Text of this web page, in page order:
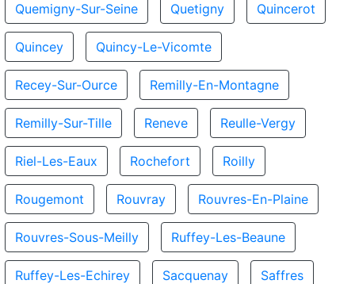
Quemigny-Sur-Seine Quetigny Quincerot
Quincey Quincy-Le-Vicomte
Recey-Sur-Ource Remilly-En-Montagne
Remilly-Sur-Tille Reneve Reulle-Vergy
Riel-Les-Eaux Rochefort Roilly
Rougemont Rouvray Rouvres-En-Plaine
Rouvres-Sous-Meilly Ruffey-Les-Beaune
Ruffey-Les-Echirey Sacquenay Saffres